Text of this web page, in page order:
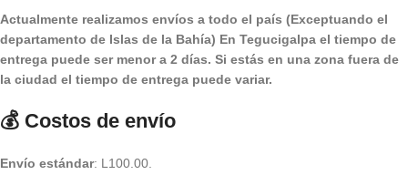
Actualmente realizamos envíos a todo el país (Exceptuando el
departamento de Islas de la Bahía) En Tegucigalpa el tiempo de
entrega puede ser menor a 2 días. Si estás en una zona fuera de
la ciudad el tiempo de entrega puede variar.
💰 Costos de envío
Envío estándar: L100.00.